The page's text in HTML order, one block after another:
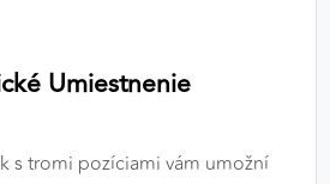
Umiestnenie
s tromi pozíciami vám umožní
reklamných sieťach tretích strán.